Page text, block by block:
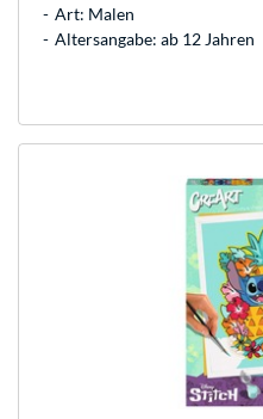
Art: Malen
Altersangabe: ab 12 Jahren